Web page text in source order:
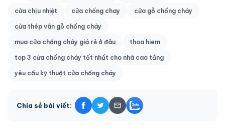
cửa chịu nhiệt cửa chống chay cửa gỗ chống cháy
cửa thép vân gỗ chống cháy
mua cửa chống cháy giá rẻ ở đâu thoa hiem
top 3 cửa chống cháy tốt nhất cho nhà cao tầng
yêu cầu kỹ thuật cửa chống cháy
Chia sẻ bài viết: